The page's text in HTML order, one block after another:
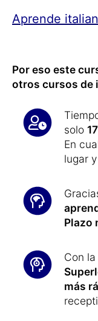
Aprende
Por eso este
otros cursos de
solo
En
lugar
Plazo
Con
más